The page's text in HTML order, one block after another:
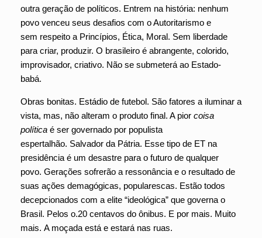
outra geração de políticos. Entrem na história: nenhum
povo venceu seus desafios com o Autoritarismo e
sem respeito a Princípios, Ética, Moral. Sem liberdade
para criar, produzir. O brasileiro é abrangente, colorido,
improvisador, criativo. Não se submeterá ao Estado-
babá.
Obras bonitas. Estádio de futebol. São fatores a iluminar a
vista, mas, não alteram o produto final. A pior coisa
política é ser governado por populista
espertalhão. Salvador da Pátria. Esse tipo de ET na
presidência é um desastre para o futuro de qualquer
povo. Gerações sofrerão a ressonância e o resultado de
suas ações demagógicas, popularescas. Estão todos
decepcionados com a elite “ideológica” que governa o
Brasil. Pelos o.20 centavos do ônibus. E por mais. Muito
mais. A moçada está e estará nas ruas.